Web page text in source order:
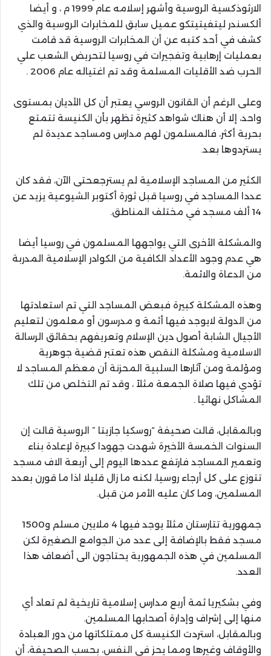
الارثوذكسية الروسية وأشهر إسلامه عام 1999 م ، و أيضا
ألكسندر ليتفيتيتكو عميل سابق للمخابرات الروسية والذي
كشف في أحد كتبه عن أن المخابرات الروسية قد قامت
بعمليات إرهابية وتفجيرات في روسيا لتحريض الشعب علي
الحرب ضد الأقليات المسلمة وقد تم اغتياله عام 2006 .
وعلى الرغم أن القانون الروسي يعتبر أن كل الأديان بمستوى
واحد، إلا أن هناك شواهد كثيرة تظهر بأن الكنيسة تتمتع
بحرية أكثر، فالمسلمون لهم مدارس ومساجد عديدة لم
يستردوها بعد.
الكثير من المساجد الإسلامية لم يسترجعحتى الآن، فقد كان
عددا المساجد في روسيا قبل ثورة أكتوبر الشيوعية يزيد عن
14 ألف مسجد في مختلف المناطق.
والمشكلة الأخرى التي يواجهها المسلمون في روسيا أيضا
هي عدم وجود الأعداد الكافية من الكوادر الإسلامية المدربة
من الدعاة والائمة.
وهذه المشكلة كبيرة فبعض المساجد التي تم استعادتها
من الدولة لايوجد فيها أئمة و مدرسون أو معلمون لتعليم
الأجيال الشابة أصول دين الإسلام وتعريفهم بحقائق الرسالة
الاسلامية ومشكلة النقص هذه تعتبر قضية جوهرية
ومؤلمة ومن آثارها السلبية المحزنة أن معظم المساجد لا
تؤدي فيها صلاة الجمعة مثلاً ، وقد تم التخلص من تلك
المشاكل نهائيا .
وبالمقابل، قالت صحيفة “روسكيا جازيتا ” الروسية قالت إن
السنوات الخمسة الأخيرة شهدت جهودا كبيرة لإعادة بناء
وتعمير المساجد فارتفع عددها اليوم إلى أربعة الاف مسجد
تتوزع على كل أرجاء روسيا، لكنه ما زال قليلا اذا ما قورن بعدد
المسلمين، وما كان عليه الأمر من قبل.
جمهورية تتارستان مثلاً يوجد فيها 4 ملايين مسلم و1500
مسجد فقط بالإضافة إلى عدد من الجوامع الصغيرة لكن
المسلمين في هذه الجمهورية يحتاجون الى أضعاف هذا
العدد.
وفي بشكيريا ثمة أربع مدارس إسلامية تاريخية لم تعاد أي
منها إلى إشراف وإدارة أصحابها المسلمين.
وبالمقابل، استردت الكنيسة كل ممتلكاتها من دور العبادة
والأوقاف وغيرها ومما يحز في النفس، بحسب الصحيفة، أن